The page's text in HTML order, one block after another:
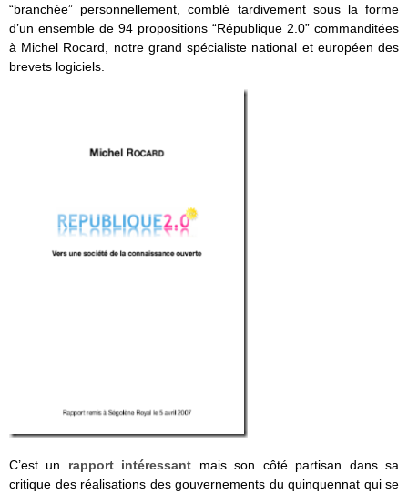
“branchée” personnellement, comblé tardivement sous la forme
d’un ensemble de 94 propositions “République 2.0” commanditées
à Michel Rocard, notre grand spécialiste national et européen des
brevets logiciels.
C’est un rapport intéressant mais son côté partisan dans sa
critique des réalisations des gouvernements du quinquennat qui se